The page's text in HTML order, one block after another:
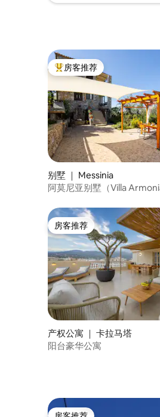
热门「房客推荐」
房客推荐
别墅 ｜ Messinia
阿莫尼亚别墅（Villa
房客推荐
房客推荐
产权公寓 ｜ 卡拉马塔
阳台豪华公寓